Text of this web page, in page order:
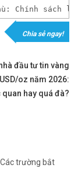
Chính
𝐭𝐫ê𝐧 𝐭𝐡ị 𝐭𝐫ườ𝐧𝐠
𝘛í𝘯 𝘷à 𝘱𝘩ù
cổ phiếu nổi
được nhiều
Chia sẻ ngay!
đầu tư tin vàng
oz năm 2026:
quan hay quá đà?
Các trường bắt